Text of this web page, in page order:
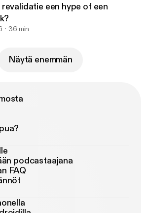
een hype of een
36 min
Näytä enemmän
podcastaajana
FAQ